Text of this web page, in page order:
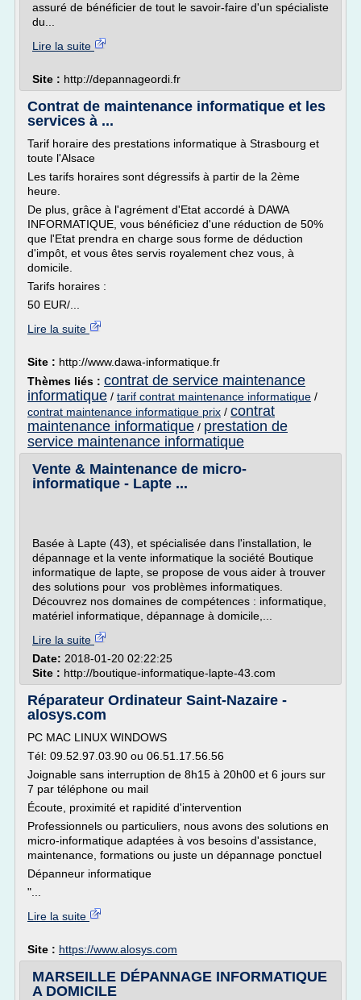
assuré de bénéficier de tout le savoir-faire d'un spécialiste
du...
Lire la suite
Site : http://depannageordi.fr
Contrat de maintenance informatique et les
services à ...
Tarif horaire des prestations informatique à Strasbourg et
toute l'Alsace
Les tarifs horaires sont dégressifs à partir de la 2ème
heure.
De plus, grâce à l'agrément d'Etat accordé à DAWA
INFORMATIQUE, vous bénéficiez d'une réduction de 50%
que l'Etat prendra en charge sous forme de déduction
d'impôt, et vous êtes servis royalement chez vous, à
domicile.
Tarifs horaires :
50 EUR/...
Lire la suite
Site : http://www.dawa-informatique.fr
Thèmes liés : contrat de service maintenance
informatique / tarif contrat maintenance informatique /
contrat maintenance informatique prix / contrat
maintenance informatique / prestation de
service maintenance informatique
Vente & Maintenance de micro-
informatique - Lapte ...
Basée à Lapte (43), et spécialisée dans l'installation, le
dépannage et la vente informatique la société Boutique
informatique de lapte, se propose de vous aider à trouver
des solutions pour vos problèmes informatiques.
Découvrez nos domaines de compétences : informatique,
matériel informatique, dépannage à domicile,...
Lire la suite
Date: 2018-01-20 02:22:25
Site : http://boutique-informatique-lapte-43.com
Réparateur Ordinateur Saint-Nazaire -
alosys.com
PC MAC LINUX WINDOWS
Tél: 09.52.97.03.90 ou 06.51.17.56.56
Joignable sans interruption de 8h15 à 20h00 et 6 jours sur
7 par téléphone ou mail
Écoute, proximité et rapidité d'intervention
Professionnels ou particuliers, nous avons des solutions en
micro-informatique adaptées à vos besoins d'assistance,
maintenance, formations ou juste un dépannage ponctuel
Dépanneur informatique
"...
Lire la suite
Site : https://www.alosys.com
MARSEILLE DÉPANNAGE INFORMATIQUE
A DOMICILE